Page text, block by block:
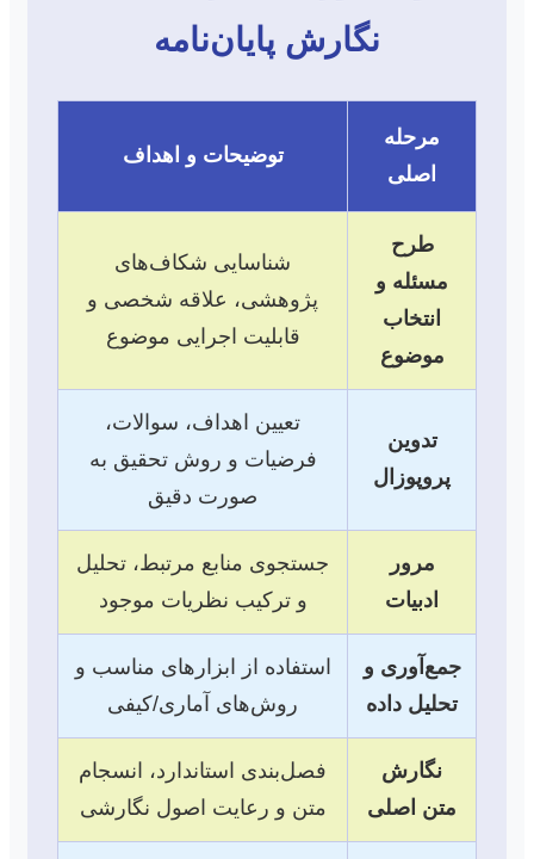
نگارش پایان‌نامه
مرحله
اصلی
توضیحات و اهداف
طرح
مسئله و
انتخاب
موضوع
شناسایی شکاف‌های
پژوهشی، علاقه شخصی و
قابلیت اجرایی موضوع
تدوین
پروپوزال
تعیین اهداف، سوالات،
فرضیات و روش تحقیق به
صورت دقیق
مرور
ادبیات
جستجوی منابع مرتبط، تحلیل
و ترکیب نظریات موجود
جمع‌آوری و
تحلیل داده
استفاده از ابزارهای مناسب و
روش‌های آماری/کیفی
نگارش
متن اصلی
فصل‌بندی استاندارد، انسجام
متن و رعایت اصول نگارشی